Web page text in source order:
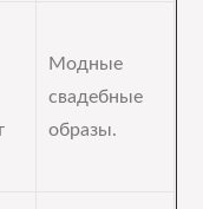
Модные
свадебные
образы.